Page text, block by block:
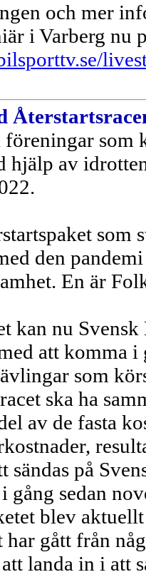
och mer
i Varberg nu
som
hjälp av
den
En är
kan nu
att komma
som
ska ha
av de fasta
sändas på
gång sedan
blev
har gått från
landa in i att